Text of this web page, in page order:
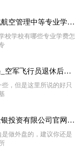
【世界播资讯】河北航空管理中等专业学校学校有哪些专业 学费怎么收
校学校有哪些专业学费怎
副高职称退休后待遇_空军飞行员退休后待遇_全球热门
，但是这里所说的好只
全球微速讯：亨达金银投资有限公司官网网上开户网址_亨达金银投资有限公司
做外盘的，建议你还是